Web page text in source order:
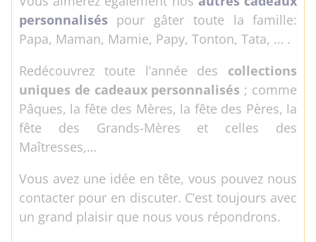
personnalisés pour gâter toute la famille:
Papa, Maman, Mamie, Papy, Tonton, Tata, … .
Redécouvrez toute l’année des collections
uniques de cadeaux personnalisés ; comme
Pâques, la fête des Mères, la fête des Pères, la
fête des Grands-Mères et celles des
Maîtresses,…
Vous avez une idée en tête, vous pouvez nous
contacter pour en discuter. C’est toujours avec
un grand plaisir que nous vous répondrons.